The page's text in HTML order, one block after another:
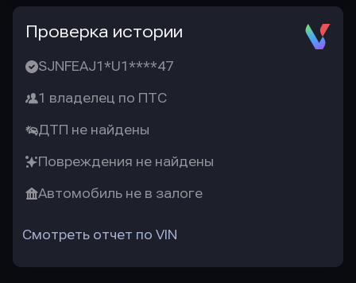
Проверка истории
SJNFEAJ1*U1****47
1 владелец по ПТС
ДТП не найдены
Повреждения не найдены
Автомобиль не в залоге
Смотреть отчет по VIN